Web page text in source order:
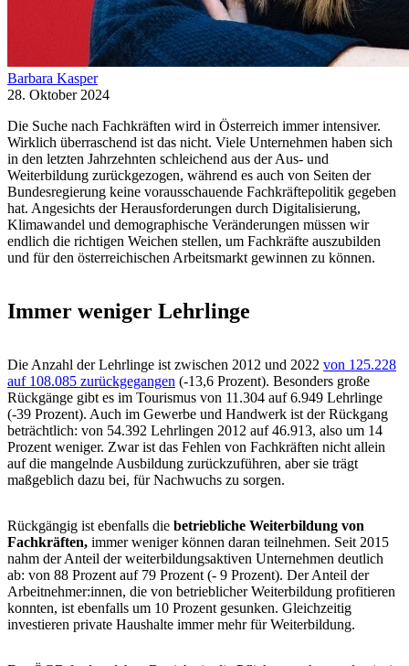
Barbara Kasper
28. Oktober 2024
Die Suche nach Fachkräften wird in Österreich immer intensiver.
Wirklich überraschend ist das nicht. Viele Unternehmen haben sich
in den letzten Jahrzehnten schleichend aus der Aus- und
Weiterbildung zurückgezogen, während es auch von Seiten der
Bundesregierung keine vorausschauende Fachkräftepolitik gegeben
hat. Angesichts der Herausforderungen durch Digitalisierung,
Klimawandel und demographische Veränderungen müssen wir
endlich die richtigen Weichen stellen, um Fachkräfte auszubilden
und für den österreichischen Arbeitsmarkt gewinnen zu können.
Immer weniger Lehrlinge
Die Anzahl der Lehrlinge ist zwischen 2012 und 2022 von 125.228
auf 108.085 zurückgegangen (-13,6 Prozent). Besonders große
Rückgänge gibt es im Tourismus von 11.304 auf 6.949 Lehrlinge
(-39 Prozent). Auch im Gewerbe und Handwerk ist der Rückgang
beträchtlich: von 54.392 Lehrlingen 2012 auf 46.913, also um 14
Prozent weniger. Zwar ist das Fehlen von Fachkräften nicht allein
auf die mangelnde Ausbildung zurückzuführen, aber sie trägt
maßgeblich dazu bei, für Nachwuchs zu sorgen.
Rückgängig ist ebenfalls die betriebliche Weiterbildung von
Fachkräften, immer weniger können daran teilnehmen. Seit 2015
nahm der Anteil der weiterbildungsaktiven Unternehmen deutlich
ab: von 88 Prozent auf 79 Prozent (- 9 Prozent). Der Anteil der
Arbeitnehmer:innen, die von betrieblicher Weiterbildung profitieren
konnten, ist ebenfalls um 10 Prozent gesunken. Gleichzeitig
investieren private Haushalte immer mehr für Weiterbildung.